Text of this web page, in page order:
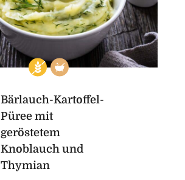
Bärlauch-Kartoffel-
Püree mit
geröstetem
Knoblauch und
Thymian